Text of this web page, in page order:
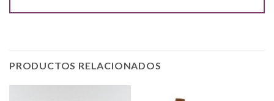
PRODUCTOS RELACIONADOS